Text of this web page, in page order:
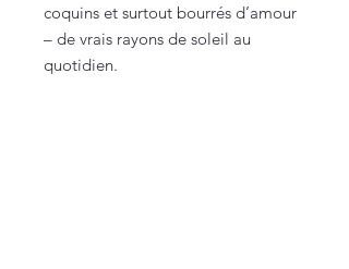
coquins et surtout bourrés d’amour
– de vrais rayons de soleil au
quotidien.